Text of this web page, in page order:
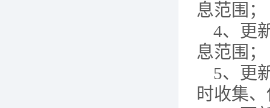
息范围；
4、更
息范围；
5、
更
时收集